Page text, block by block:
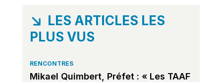
LES ARTICLES LES
PLUS VUS
RENCONTRES
Mikael Quimbert, Préfet : « Les TAAF